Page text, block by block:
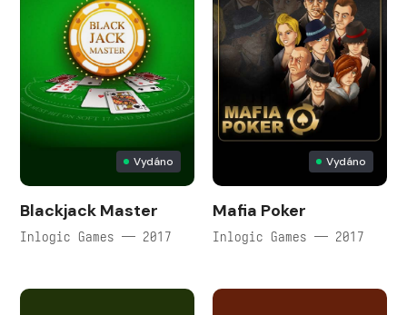
Vydáno
Blackjack Master
Inlogic Games — 2017
Vydáno
Mafia Poker
Inlogic Games — 2017